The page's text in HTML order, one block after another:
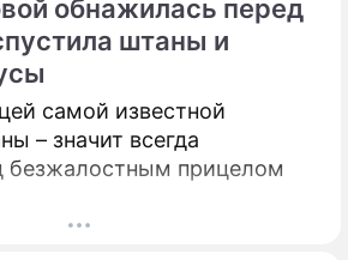
ПРЕСС-РЕЛИЗЫ
обнажилась перед
штаны и
самой известной
– значит всегда
безжалостным прицелом